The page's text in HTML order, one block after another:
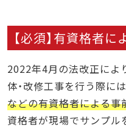
【必須】有資格者
2022年4月の法改正によ
体・改修工事を行う際には
などの有資格者による事
資格者が現場でサンプル